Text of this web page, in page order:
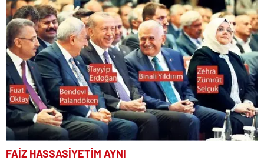
FAİZ HASSASİYETİM AYNI